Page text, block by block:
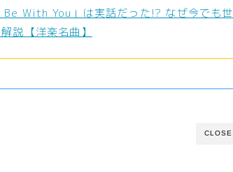
Be With You」は実話だった!? なぜ今でも世
説【洋楽名曲】
CLOSE